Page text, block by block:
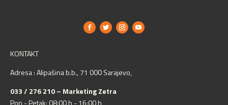
KONTAKT
Adresa : Alipašina b.b., 71 000 Sarajevo,
033 / 276 210 – Marketing Zetra
Pon - Petak: 08:00 h - 16:00 h